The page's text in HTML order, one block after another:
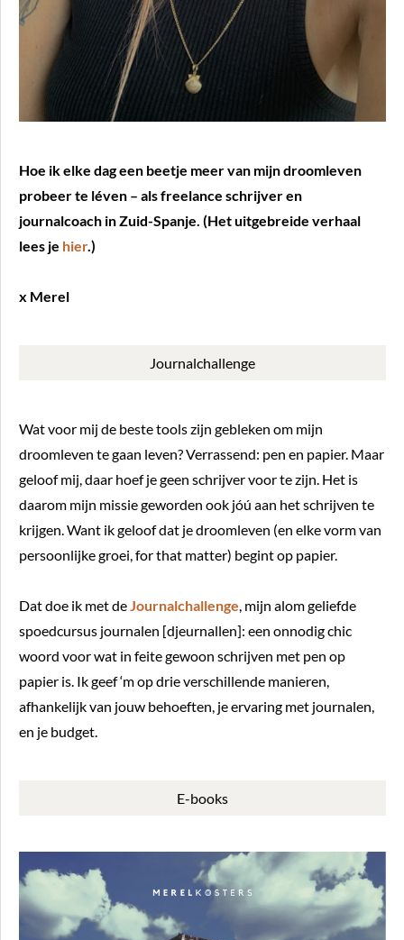
Hoe ik elke dag een beetje meer van mijn droomleven
probeer te léven – als freelance schrijver en
journalcoach in Zuid-Spanje. (Het uitgebreide verhaal
lees je hier.)
x Merel
Journalchallenge
Wat voor mij de beste tools zijn gebleken om mijn
droomleven te gaan leven? Verrassend: pen en papier. Maar
geloof mij, daar hoef je geen schrijver voor te zijn. Het is
daarom mijn missie geworden ook jóú aan het schrijven te
krijgen. Want ik geloof dat je droomleven (en elke vorm van
persoonlijke groei, for that matter) begint op papier.
Dat doe ik met deJournalchallenge, mijn alom geliefde
spoedcursus journalen [djeurnallen]: een onnodig chic
woord voor wat in feite gewoon schrijven met pen op
papier is. Ik geef ‘m op drie verschillende manieren,
afhankelijk van jouw behoeften, je ervaring met journalen,
en je budget.
E-books